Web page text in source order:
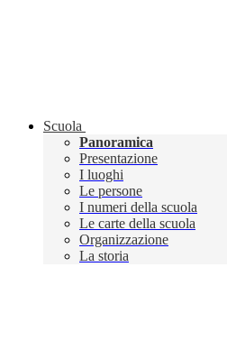
Scuola
Panoramica
Presentazione
I luoghi
Le persone
I numeri della scuola
Le carte della scuola
Organizzazione
La storia